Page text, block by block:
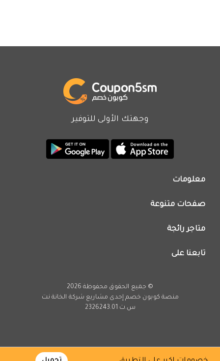
وجهتك الأولى للتوفير
معلومات
اتصل بنا
اعلن معنا
فريق عمل كوبون خصم
صفحات متنوعة
عروض اليوم
متاجر رائجة
كود خصم نمشي
كود خصم كارفور
تابعنا على
تويتر
© جميع الحقوق محفوظة 2026
منصة كوبون خصم إحدى مشاريع شركة الخانة نت
س.ت 2326243.01